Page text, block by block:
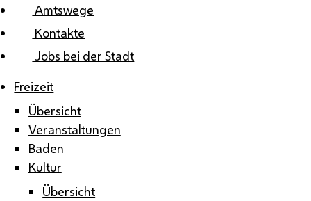
Amtswege
Kontakte
Jobs bei der Stadt
Freizeit
Übersicht
Veranstaltungen
Baden
Kultur
Übersicht